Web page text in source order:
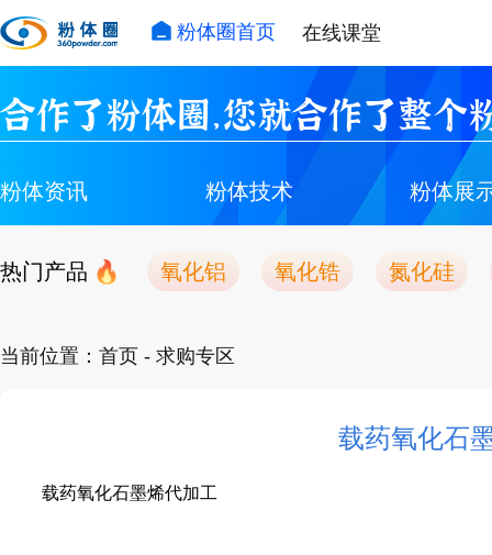
粉体圈首页 在线课堂
合作了粉体圈，您就合作了整个
粉体资讯 粉体技术 粉体展
热门产品 氧化铝 氧化锆 氮化硅
当前位置： 首页 - 求购专区
载药氧化石
载药氧化石墨烯代加工